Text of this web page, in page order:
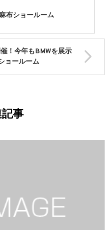
布ショールーム
！今年もBMWを展示
ョールーム
記事